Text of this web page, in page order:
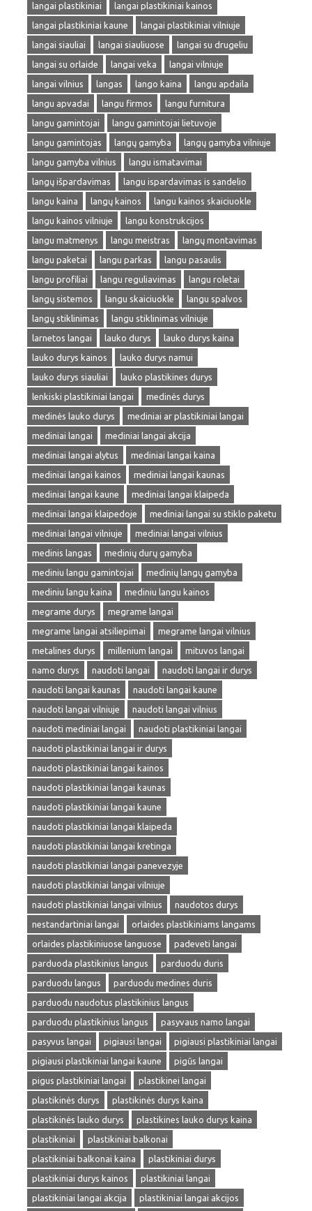
langai plastikiniai
langai plastikiniai kainos
langai plastikiniai kaune
langai plastikiniai vilniuje
langai siauliai
langai siauliuose
langai su drugeliu
langai su orlaide
langai veka
langai vilniuje
langai vilnius
langas lango kaina
langu apdaila
langu apvadai
langu firmos
langu furnitura
langu gamintojai
langu gamintojai lietuvoje
langu gamintojas
langų gamyba
langų gamyba vilniuje
langu gamyba vilnius
langu ismatavimai
langų išpardavimas
langu ispardavimas is sandelio
langu kaina
langų kainos
langu kainos skaiciuokle
langu kainos vilniuje
langu konstrukcijos
langu matmenys
langu meistras
langų montavimas
langu paketai
langu parkas
langu pasaulis
langu profiliai
langu reguliavimas
langu roletai
langų sistemos
langu skaiciuokle
langu spalvos
langų stiklinimas
langu stiklinimas vilniuje
larnetos langai
lauko durys
lauko durys kaina
lauko durys kainos
lauko durys namui
lauko durys siauliai
lauko plastikines durys
lenkiski plastikiniai langai
medinės durys
medinės lauko durys
mediniai ar plastikiniai langai
mediniai langai
mediniai langai akcija
mediniai langai alytus
mediniai langai kaina
mediniai langai kainos
mediniai langai kaunas
mediniai langai kaune
mediniai langai klaipeda
mediniai langai klaipedoje
mediniai langai su stiklo paketu
mediniai langai vilniuje
mediniai langai vilnius
medinis langas
medinių durų gamyba
mediniu langu gamintojai
medinių langų gamyba
mediniu langu kaina
mediniu langu kainos
megrame durys
megrame langai
megrame langai atsiliepimai
megrame langai vilnius
metalines durys
millenium langai
mituvos langai
namo durys
naudoti langai
naudoti langai ir durys
naudoti langai kaunas
naudoti langai kaune
naudoti langai vilniuje
naudoti langai vilnius
naudoti mediniai langai
naudoti plastikiniai langai
naudoti plastikiniai langai ir durys
naudoti plastikiniai langai kainos
naudoti plastikiniai langai kaunas
naudoti plastikiniai langai kaune
naudoti plastikiniai langai klaipeda
naudoti plastikiniai langai kretinga
naudoti plastikiniai langai panevezyje
naudoti plastikiniai langai vilniuje
naudoti plastikiniai langai vilnius
naudotos durys
nestandartiniai langai
orlaides plastikiniams langams
orlaides plastikiniuose languose
padeveti langai
parduoda plastikinius langus
parduodu duris
parduodu langus
parduodu medines duris
parduodu naudotus plastikinius langus
parduodu plastikinius langus
pasyvaus namo langai
pasyvus langai
pigiausi langai
pigiausi plastikiniai langai
pigiausi plastikiniai langai kaune
pigūs langai
pigus plastikiniai langai
plastikinei langai
plastikinės durys
plastikinės durys kaina
plastikinės lauko durys
plastikines lauko durys kaina
plastikiniai
plastikiniai balkonai
plastikiniai balkonai kaina
plastikiniai durys
plastikiniai durys kainos
plastikiniai langai
plastikiniai langai akcija
plastikiniai langai akcijos